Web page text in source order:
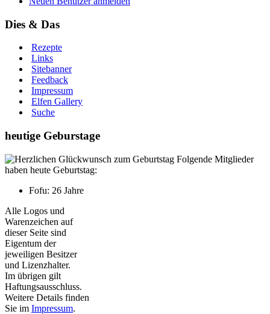
Dies & Das
Rezepte
Links
Sitebanner
Feedback
Impressum
Elfen Gallery
Suche
heutige Geburstage
Folgende Mitglieder
haben heute Geburtstag:
Fofu: 26 Jahre
Alle Logos und
Warenzeichen auf
dieser Seite sind
Eigentum der
jeweiligen Besitzer
und Lizenzhalter.
Im übrigen gilt
Haftungsausschluss.
Weitere Details finden
Sie im Impressum.